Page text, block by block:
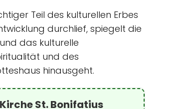
Teil des kulturellen Erbes
durchlief, spiegelt die
das kulturelle
und des
hinausgeht.
St. Bonifatius